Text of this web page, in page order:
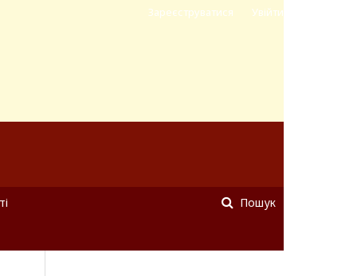
Пошук
Зареєструватися Увійти